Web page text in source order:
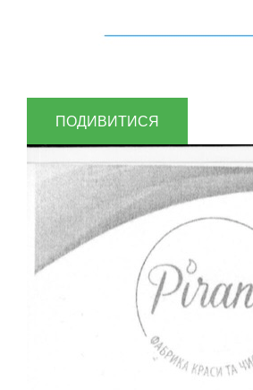
ПОДИВИТИСЯ